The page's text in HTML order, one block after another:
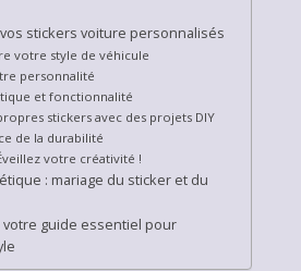
stickers voiture personnalisés
votre style de véhicule
personnalité
et fonctionnalité
stickers avec des projets DIY
de la durabilité
votre créativité !
: mariage du sticker et du
votre guide essentiel pour